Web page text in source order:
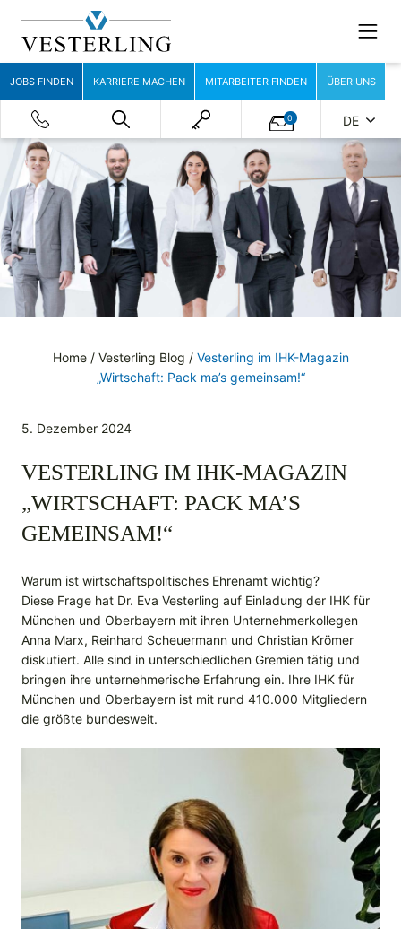
JOBS FINDEN KARRIERE MACHEN MITARBEITER FINDEN ÜBER UNS
0 DE
Home/ Vesterling Blog / Vesterling im IHK-Magazin
„Wirtschaft: Pack ma’s gemeinsam!“
5. Dezember 2024
VESTERLING IM IHK-MAGAZIN
„WIRTSCHAFT: PACK MA’S
GEMEINSAM!“
Warum ist wirtschaftspolitisches Ehrenamt wichtig?
Diese Frage hat Dr. Eva Vesterling auf Einladung der IHK für
München und Oberbayern mit ihren Unternehmerkollegen
Anna Marx, Reinhard Scheuermann und Christian Krömer
diskutiert. Alle sind in unterschiedlichen Gremien tätig und
bringen ihre unternehmerische Erfahrung ein. Ihre IHK für
München und Oberbayern ist mit rund 410.000 Mitgliedern
die größte bundesweit.